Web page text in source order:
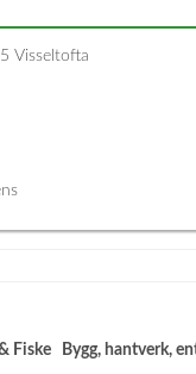
Visseltofta
Fiske Bygg, hantverk,